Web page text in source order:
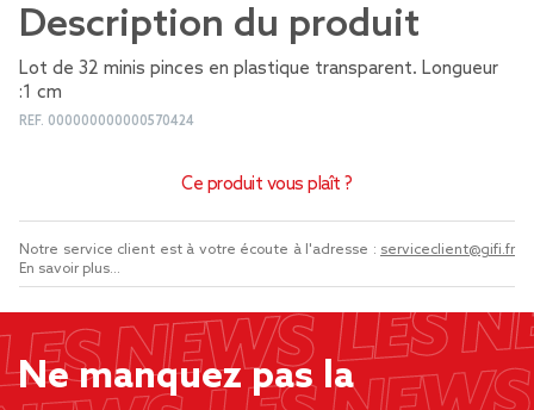
Description du produit
Lot de 32 minis pinces en plastique transparent. Longueur
:1 cm
REF. 000000000000570424
Ce produit vous plaît ?
Notre service client est à votre écoute à l'adresse : serviceclient@gifi.fr
En savoir plus...
Ne manquez pas la